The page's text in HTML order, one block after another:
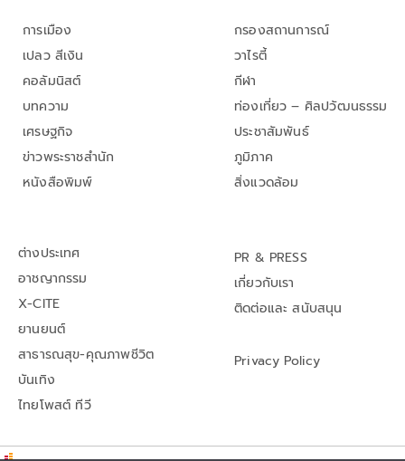
การเมือง
เปลว สีเงิน
คอลัมนิสต์
บทความ
เศรษฐกิจ
ข่าวพระราชสำนัก
หนังสือพิมพ์
กรองสถานการณ์
วาไรตี้
กีฬา
ท่องเที่ยว – ศิลปวัฒนธรรม
ประชาสัมพันธ์
ภูมิภาค
สิ่งแวดล้อม
ต่างประเทศ
อาชญากรรม
X-CITE
ยานยนต์
สาธารณสุข-คุณภาพชีวิต
บันเทิง
ไทยโพสต์ ทีวี
PR & PRESS
เกี่ยวกับเรา
ติดต่อและ สนับสนุน
Privacy Policy